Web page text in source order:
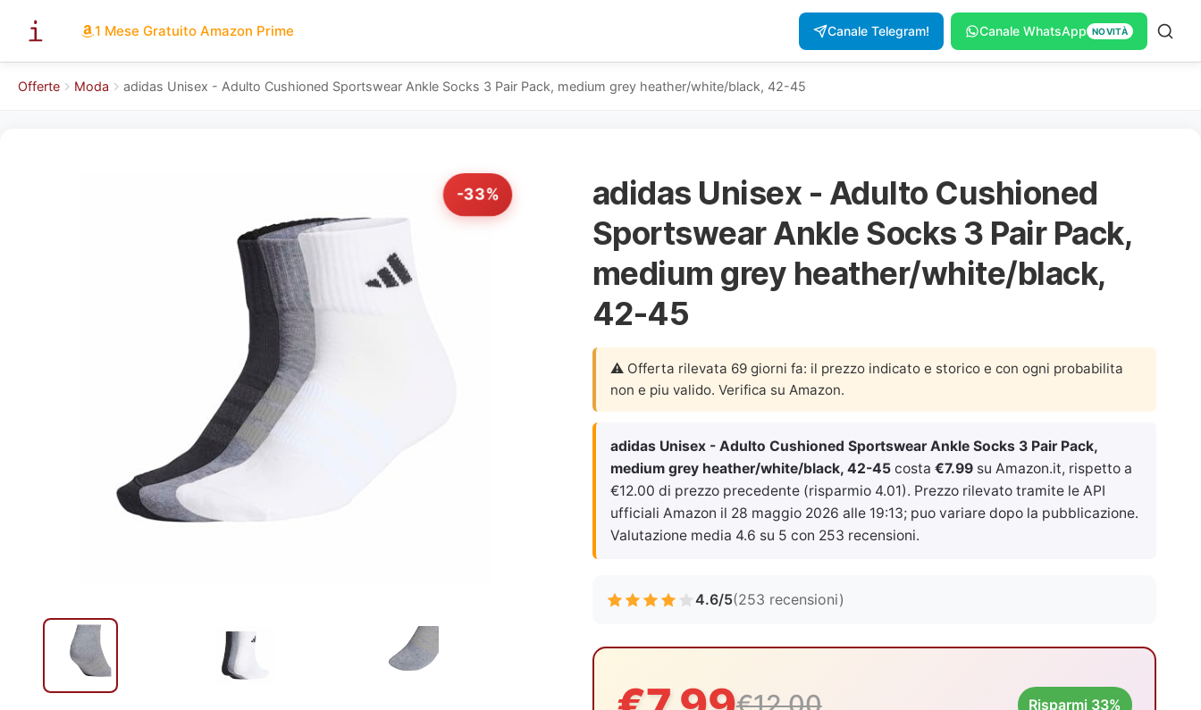
1 Mese Gratuito Amazon Prime Canale Telegram! Canale WhatsApp NOVITÀ
Offerte Moda adidas Unisex - Adulto Cushioned Sportswear Ankle Socks 3 Pair Pack, medium grey heather/white/black, 42-45
-33%
adidas Unisex - Adulto Cushioned
Sportswear Ankle Socks 3 Pair Pack,
medium grey heather/white/black,
42-45
⚠️ Offerta rilevata 69 giorni fa: il prezzo indicato e storico e con ogni probabilita
non e piu valido. Verifica su Amazon.
adidas Unisex - Adulto Cushioned Sportswear Ankle Socks 3 Pair Pack,
medium grey heather/white/black, 42-45costa €7.99su Amazon.it, rispetto a
€12.00 di prezzo precedente (risparmio 4.01). Prezzo rilevato tramite le API
ufficiali Amazon il 28 maggio 2026 alle 19:13; puo variare dopo la pubblicazione.
Valutazione media 4.6 su 5 con 253 recensioni.
4.6/5(253 recensioni)
Risparmi 33%